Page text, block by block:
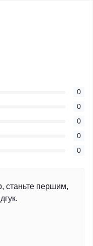
0
0
0
0
0
станьте першим,